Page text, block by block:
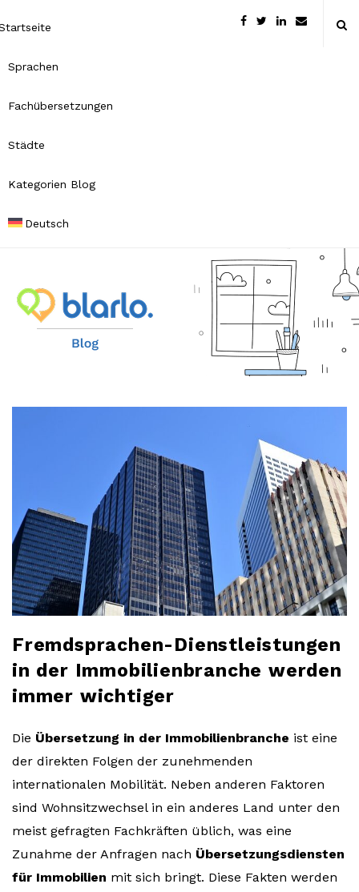
Sprachen
Fachübersetzungen
Städte
Kategorien Blog
Deutsch
B
o
b
l
o
g
Fremdsprachen-Dienstleistungen
in der Immobilienbranche werden
immer wichtiger
Die Übersetzung in der Immobilienbranche ist eine
der direkten Folgen der zunehmenden
internationalen Mobilität. Neben anderen Faktoren
sind Wohnsitzwechsel in ein anderes Land unter den
meist gefragten Fachkräften üblich, was eine
Zunahme der Anfragen nach Übersetzungsdiensten
für Immobilien mit sich bringt. Diese Fakten werden